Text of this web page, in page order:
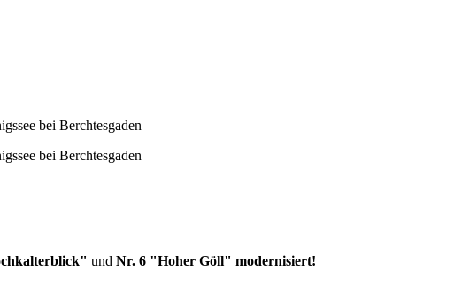
und Nr. 6 "Hoher Göll" modernisiert!